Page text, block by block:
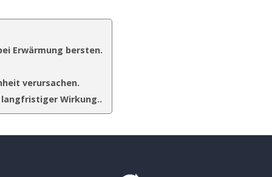
Erwärmung bersten.
verursachen.
Wirkung..